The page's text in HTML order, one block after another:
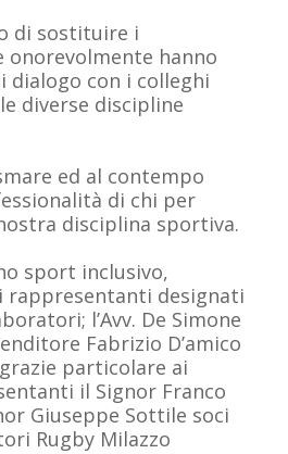
di sostituire i
hanno
dialogo con i colleghi
diverse discipline
ed al contempo
di chi per
disciplina sportiva.
sport inclusivo,
rappresentanti designati
l’Avv. De Simone
Fabrizio D’amico
particolare ai
il Signor Franco
Giuseppe Sottile soci
Rugby Milazzo